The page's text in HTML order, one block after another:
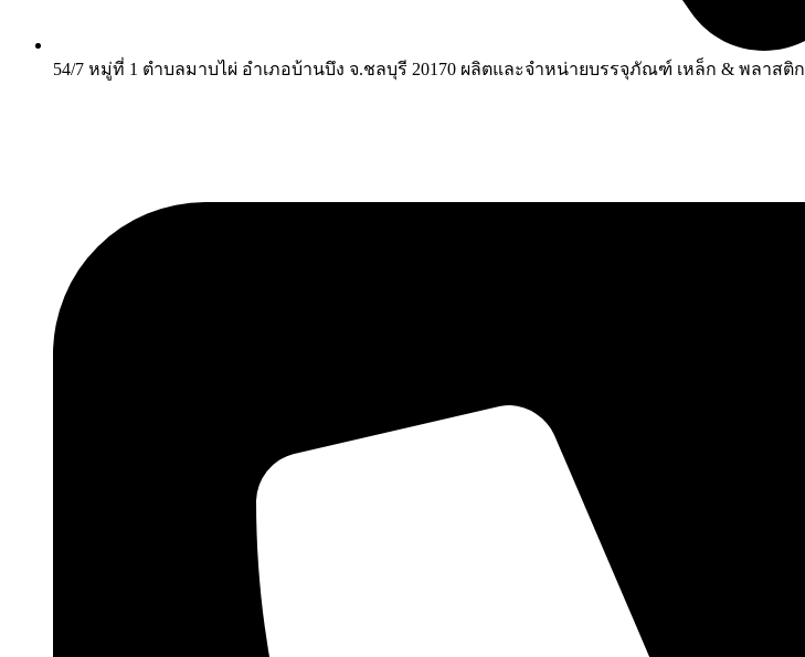
54/7 หมู่ที่ 1 ตำบลมาบไผ่ อำเภอบ้านบึง จ.ชลบุรี 20170 ผลิตและจำหน่ายบรรจุภัณฑ์ เหล็ก & พลาสติก